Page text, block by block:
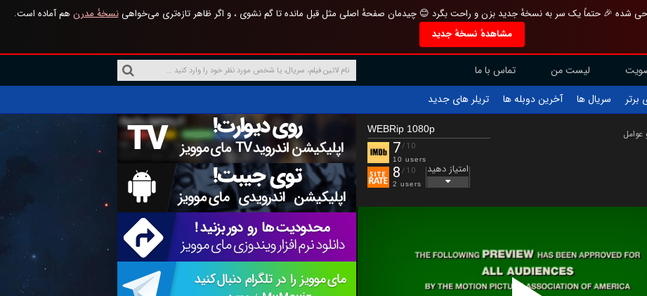
شده 🎉 حتماً یک سر به نسخهٔ جدید بزن و راحت بگرد 😊 چیدمان صفحهٔ اصلی مثل قبل مانده تا گم نشوی ، و اگر ظاهر تازه‌تری می‌خواهینسخهٔ مدرن هم آماده است.
مشاهدهٔ نسخهٔ جدید
لیست من
تماس با ما
برتر سریال ها آخرین دوبله ها تریلر های جدید
عوامل WEBRip 1080p
7/10
10 users
8 /10
2 users
امتیاز دهید